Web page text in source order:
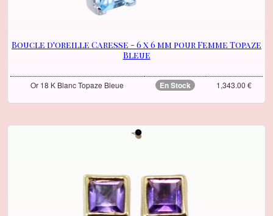
Boucle d'oreille Caresse - 6 x 6 mm pour Femme Topaze
Bleue
Or 18 K Blanc Topaze Bleue En Stock 1,343.00 €